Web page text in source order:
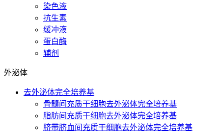
染色液
抗生素
缓冲液
蛋白酶
辅剂
外泌体
去外泌体完全培养基
骨髓间充质干细胞去外泌体完全培养基
脂肪间充质干细胞去外泌体完全培养基
脐带脐血间充质干细胞去外泌体完全培养基